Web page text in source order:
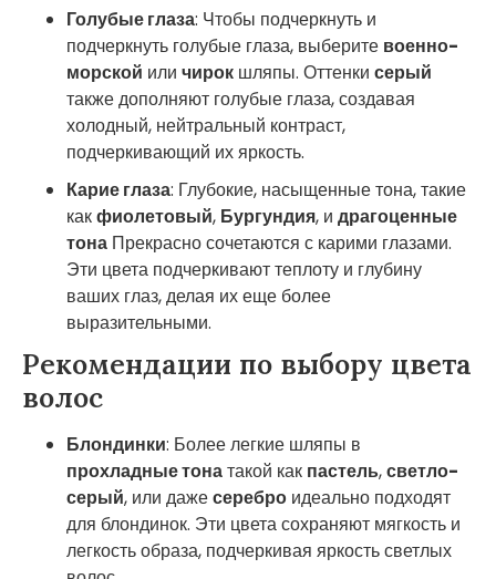
Голубые глаза: Чтобы подчеркнуть и
подчеркнуть голубые глаза, выберите военно-
морской или чирок шляпы. Оттенки серый
также дополняют голубые глаза, создавая
холодный, нейтральный контраст,
подчеркивающий их яркость.
Карие глаза: Глубокие, насыщенные тона, такие
какфиолетовый, Бургундия, и драгоценные
тона Прекрасно сочетаются с карими глазами.
Эти цвета подчеркивают теплоту и глубину
ваших глаз, делая их еще более
выразительными.
Рекомендации по выбору цвета
волос
Блондинки: Более легкие шляпы в
прохладные тонатакой как пастель,светло-
серый, или дажесеребро идеально подходят
для блондинок. Эти цвета сохраняют мягкость и
легкость образа, подчеркивая яркость светлых